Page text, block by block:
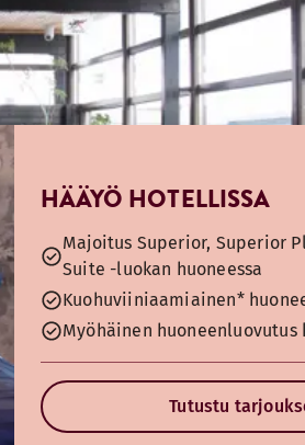
HÄÄYÖ HOTELLISSA
Majoitus Superior, Superior
Suite -luokan huoneessa
Kuohuviiniaamiainen*
Myöhäinen huoneenluovutus
Tutustu